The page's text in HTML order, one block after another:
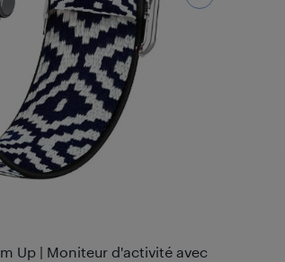
Up | Moniteur d'activité avec